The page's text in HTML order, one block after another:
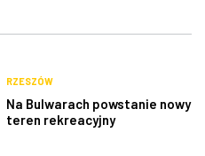
RZESZÓW
Na Bulwarach powstanie nowy
teren rekreacyjny